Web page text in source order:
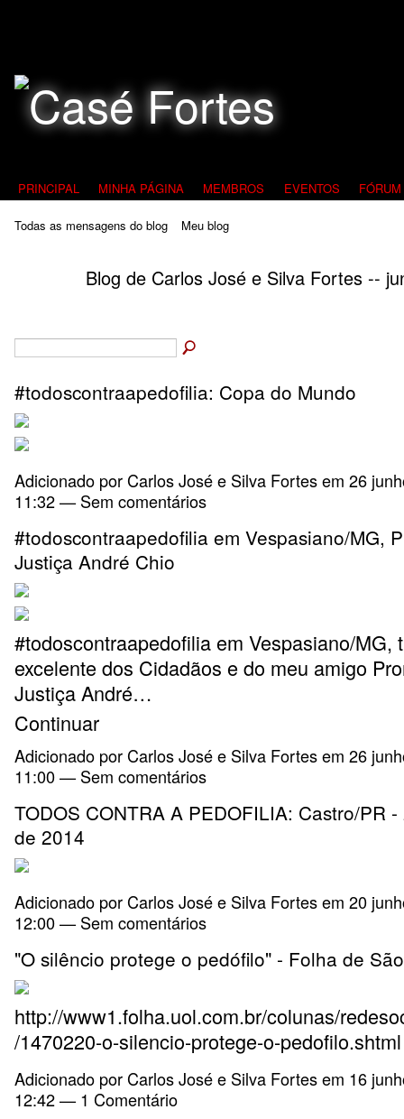
PRINCIPAL MINHA PÁGINA MEMBROS EVENTOS FÓRUM
Todas as mensagens do blog Meu blog
Blog de Carlos José e Silva Fortes --
#todoscontraapedofilia: Copa do Mundo
Adicionado por Carlos José e Silva Fortesem 26
11:32 — Sem comentários
#todoscontraapedofilia em Vespasiano/MG,
Justiça André Chio
#todoscontraapedofilia em Vespasiano/MG,
excelente dos Cidadãos e do meu amigo
Justiça André…
Continuar
Adicionado por Carlos José e Silva Fortesem 26
11:00 — Sem comentários
TODOS CONTRA A PEDOFILIA: Castro/PR
de 2014
Adicionado por Carlos José e Silva Fortesem 20
12:00 — Sem comentários
"O silêncio protege o pedófilo" - Folha de
http://www1.folha.uol.com.br/colunas/
/1470220-o-silencio-protege-o-pedofilo.shtml
Adicionado por Carlos José e Silva Fortesem 16
12:42 —1 Comentário